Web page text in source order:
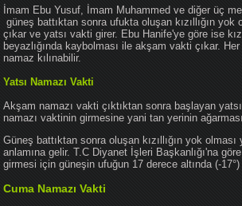
İmam Ebu Yusuf, İmam Muhammed ve diğer üç
güneş battıktan sonra ufukta oluşan kızıllığın yok
çıkar ve yatsı vakti girer. Ebu Hanife'ye göre ise
beyazlığında kaybolması ile akşam vakti çıkar.
namaz kılınabilir.
Yatsı Namazı Vakti
Akşam namazı vakti çıktıktan sonra başlayan
namazı vaktinin girmesine yani tan yerinin
Güneş battıktan sonra oluşan kızıllığın yok
anlamına gelir. T.C Diyanet İşleri Başkanlığı'na
girmesi için güneşin ufuğun 17 derece altında (-17°)
Cuma Namazı Vakti